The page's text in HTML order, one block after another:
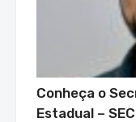
Conheça o
Estadual –